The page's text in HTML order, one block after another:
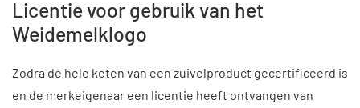
Licentie voor gebruik van het
Weidemelklogo
Zodra de hele keten van een zuivelproduct gecertificeerd is
en de merkeigenaar een licentie heeft ontvangen van